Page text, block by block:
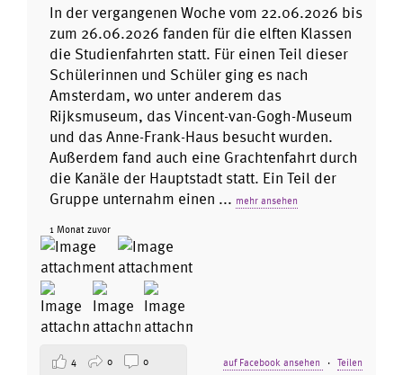
In der vergangenen Woche vom 22.06.2026 bis
zum 26.06.2026 fanden für die elften Klassen
die Studienfahrten statt. Für einen Teil dieser
Schülerinnen und Schüler ging es nach
Amsterdam, wo unter anderem das
Rijksmuseum, das Vincent-van-Gogh-Museum
und das Anne-Frank-Haus besucht wurden.
Außerdem fand auch eine Grachtenfahrt durch
die Kanäle der Hauptstadt statt. Ein Teil der
Gruppe unternahm einen ... mehr ansehen
1 Monat zuvor
auf Facebook ansehen · Teilen
4 0 0